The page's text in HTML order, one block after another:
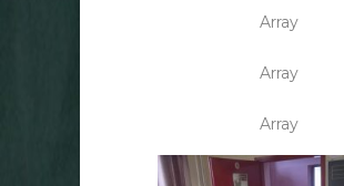
Array
Array
Array